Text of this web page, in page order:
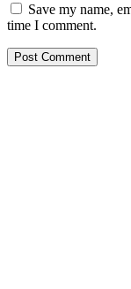
Save my name,
time I comment.